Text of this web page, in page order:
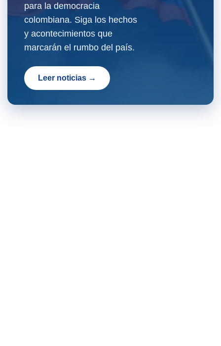
para la democracia
colombiana. Siga los hechos
y acontecimientos que
marcarán el rumbo del país.
Leer noticias →